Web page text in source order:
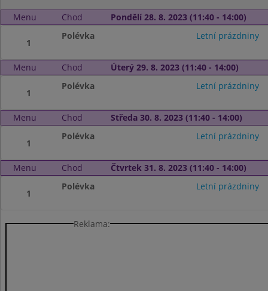
Menu Chod Pondělí 28. 8. 2023 (11:40 - 14:00)
1
Polévka Letní prázdniny
Menu Chod Úterý 29. 8. 2023 (11:40 - 14:00)
1
Polévka Letní prázdniny
Menu Chod Středa 30. 8. 2023 (11:40 - 14:00)
1
Polévka Letní prázdniny
Menu Chod Čtvrtek 31. 8. 2023 (11:40 - 14:00)
1
Polévka Letní prázdniny
Reklama: